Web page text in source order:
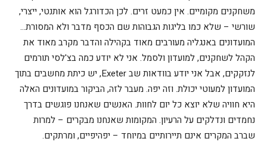
משחקנים מקומיים. אין כמעט זרים. לכן הכדורגל הוא אותנטי, ייצרי,
שורשי – שלא כמו בליגות הגבוהות שם הכסף מדבר ולא המסורת…
המועדונים באנגליה מעורבים מאוד בקהילה והדבר מקרב מאוד את
הקהל לשחקנים, למועדון ולסמל. אני לא יודע כמה בצ'לסי תורמים
לנזקקים, אבל אני יודע בוודאות שב Exeter, יש כיתת מחשבים בתוך
המועדון למעוטי יכולת. וזה יפה. מעבר לזה, הביקור במועדונים האלה
היא חוויה שלא יוצא כל יום לחוות. האנשים שאנחנו פוגשים בדרך
נחמדים ונדלקים על הרעיון. המקומות שאנחנו מבקרים – למרות
שברב המקרים אינם תיירותיים במיוחד – יפהיפיים, ומרתקים.